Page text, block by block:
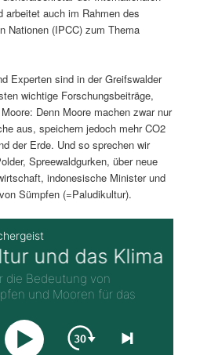
arbeitet auch im Rahmen des
Nationen (IPCC) zum Thema
Experten sind in der Greifswalder
wichtige Forschungsbeiträge,
Denn Moore machen zwar nur
aus, speichern jedoch mehr CO2
der Erde. Und so sprechen wir
Spreewaldgurken, über neue
indonesische Minister und
Sümpfen (=Paludikultur).